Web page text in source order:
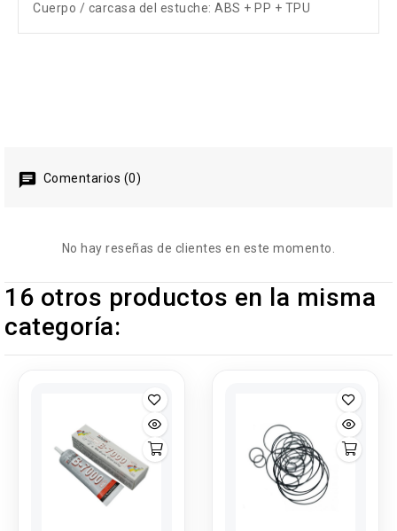
Cuerpo / carcasa del estuche: ABS + PP + TPU
Comentarios (0)
No hay reseñas de clientes en este momento.
16 otros productos en la misma
categoría: